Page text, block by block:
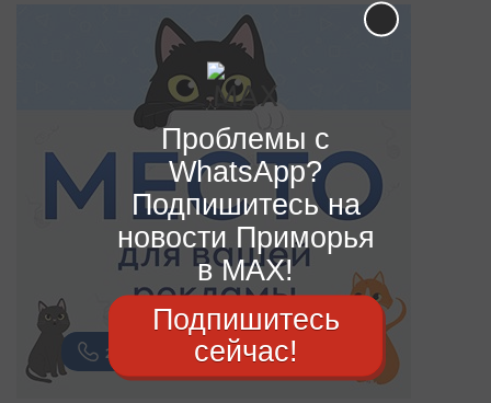
Проблемы с
WhatsApp?
Подпишитесь на
новости Приморья
в MAX!
Подпишитесь
сейчас!